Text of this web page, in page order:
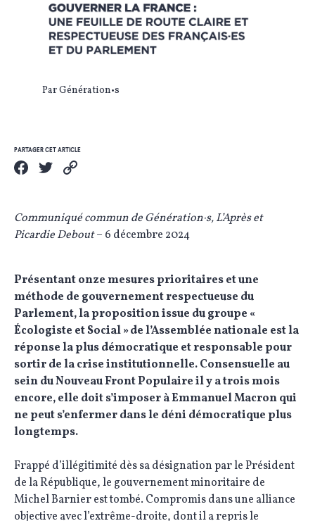
Par Génération•s
PARTAGER CET ARTICLE
Communiqué commun de Génération·s,L’Après et
Picardie Debout– 6 décembre 2024
Présentant onze mesures prioritaires et une
méthode de gouvernement respectueuse du
Parlement, la proposition issue du groupe «
Écologiste et Social » de l’Assemblée nationale est la
réponse la plus démocratique et responsable pour
sortir de la crise institutionnelle. Consensuelle au
sein du Nouveau Front Populaire il y a trois mois
encore, elle doit s’imposer à Emmanuel Macron qui
ne peut s’enfermer dans le déni démocratique plus
longtemps.
Frappé d’illégitimité dès sa désignation par le Président
de la République, le gouvernement minoritaire de
Michel Barnier est tombé. Compromis dans une alliance
objective avec l’extrême-droite, dont il a repris le